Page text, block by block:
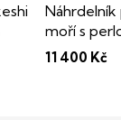
Náhrdelník
moří s
zlata
11 400 Kč